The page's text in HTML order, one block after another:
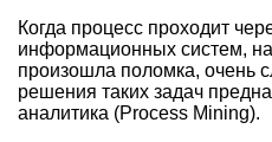
Когда процесс проходит
информационных систем,
произошла поломка, очень
решения таких задач
аналитика (Process Mining).